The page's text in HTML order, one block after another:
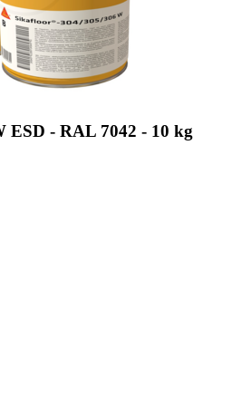
ESD - RAL 7042 - 10 kg